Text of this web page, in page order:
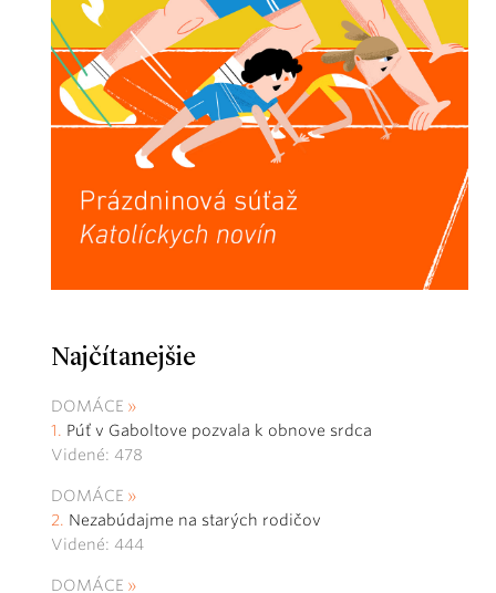
Najčítanejšie
DOMÁCE
Púť v Gaboltove pozvala k obnove srdca
Videné: 478
DOMÁCE
Nezabúdajme na starých rodičov
Videné: 444
DOMÁCE